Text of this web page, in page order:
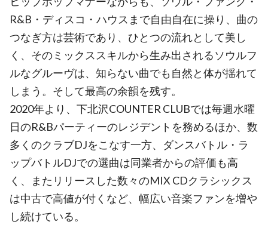
R&B・ディスコ・ハウスまで自由自在に操り、曲の
つなぎ方は芸術であり、ひとつの流れとして美し
く、そのミックススキルから生み出されるソウルフ
ルなグルーヴは、知らない曲でも自然と体が揺れて
しまう。そして最高の余韻を残す。
2020年より、下北沢COUNTER CLUBでは毎週水曜
日のR&Bパーティーのレジデントを務めるほか、数
多くのクラブDJをこなす一方、ダンスバトル・ラ
ップバトルDJでの選曲は同業者からの評価も高
く、またリリースした数々のMIX CDクラシックス
は中古で高値が付くなど、幅広い音楽ファンを増や
し続けている。